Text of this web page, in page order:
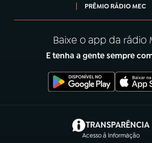
PRÊMIO RÁDIO MEC
Baixe o app da rádio
E tenha a gente sempre
TRANSPARÊNCIA
Acesso à Informação
(abre em